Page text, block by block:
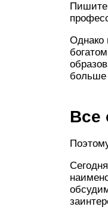
Пишите
Однако
больше
Все